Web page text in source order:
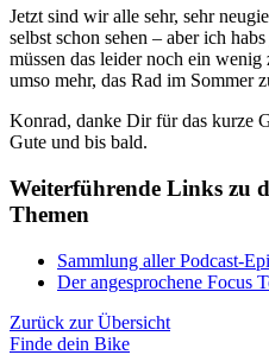
Jetzt sind wir alle sehr, sehr
selbst schon sehen – aber ich
müssen das leider noch ein
umso mehr, das Rad im Sommer
Konrad, danke Dir für das kurze
Gute und bis bald.
Weiterführende Links zu
Themen
Sammlung aller Podcast-
Der angesprochene Focus
Zurück zur Übersicht
Finde dein Bike